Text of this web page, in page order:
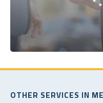
OTHER SERVICES IN